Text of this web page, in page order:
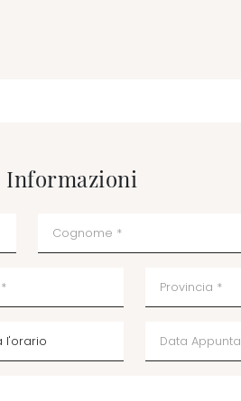
Informazioni